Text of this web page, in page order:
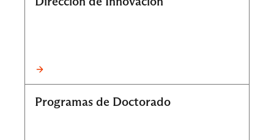
Programas de Doctorado